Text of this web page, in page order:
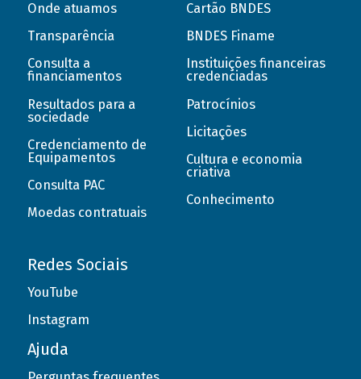
Onde atuamos
Transparência
Consulta a
financiamentos
Resultados para a
sociedade
Credenciamento de
Equipamentos
Consulta PAC
Moedas contratuais
Cartão BNDES
BNDES Finame
Instituições financeiras
credenciadas
Patrocínios
Licitações
Cultura e economia
criativa
Conhecimento
Redes Sociais
YouTube
Instagram
Ajuda